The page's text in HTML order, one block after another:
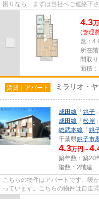
困りなら、まずは当社へご連絡下
4.3万
(管理
敷：
所在
間取
面積
賃貸｜アパート ミラリオ・
成田線 「 銚子
成田線 「 松岸
総武本線 「 銚
千葉県銚子市
4.3万円～
築年数：築20
階数：2階建
こちらの物件はアパートです。暖
っています。こちらの物件は自走